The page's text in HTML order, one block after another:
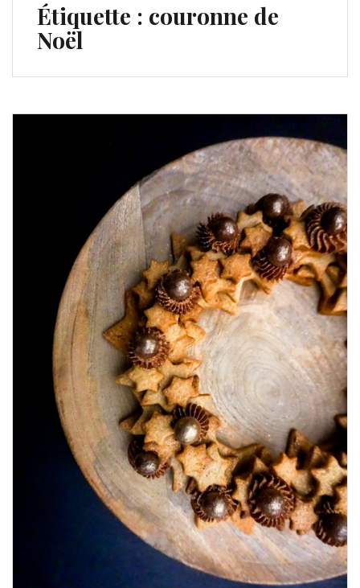
Étiquette : couronne de
Noël